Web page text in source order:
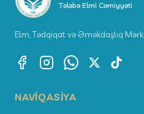
Tələbə Elmi Cəmiyyəti
Elm, Tədqiqat və Əməkdaşlıq
NAVIQASIYA